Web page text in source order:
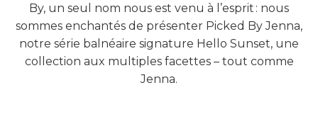
By, un seul nom nous est venu à l’esprit : nous
sommes enchantés de présenter Picked By Jenna,
notre série balnéaire signature Hello Sunset, une
collection aux multiples facettes – tout comme
Jenna.